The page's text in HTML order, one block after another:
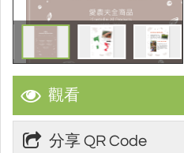
觀看
分享 QR Code